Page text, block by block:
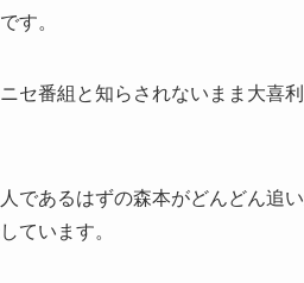
す。
セ番組と知らされないまま大喜
であるはずの森本がどんどん追
ています。